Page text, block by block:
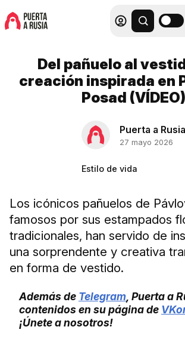
Del pañuelo al
creación inspirada en
Posad (VÍDEO)
Puerta a Rusia
27 mayo 2026
Estilo de vida
Los icónicos pañuelos de
famosos por sus estampados
tradicionales, han servido de
una sorprendente y creativa
en forma de vestido.
Además de Telegram , Puerta a
contenidos en su página de
¡Únete a nosotros!